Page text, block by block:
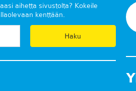
aihetta sivustolta? Kokeile
kenttään.